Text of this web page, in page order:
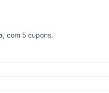
, com 5 cupons.